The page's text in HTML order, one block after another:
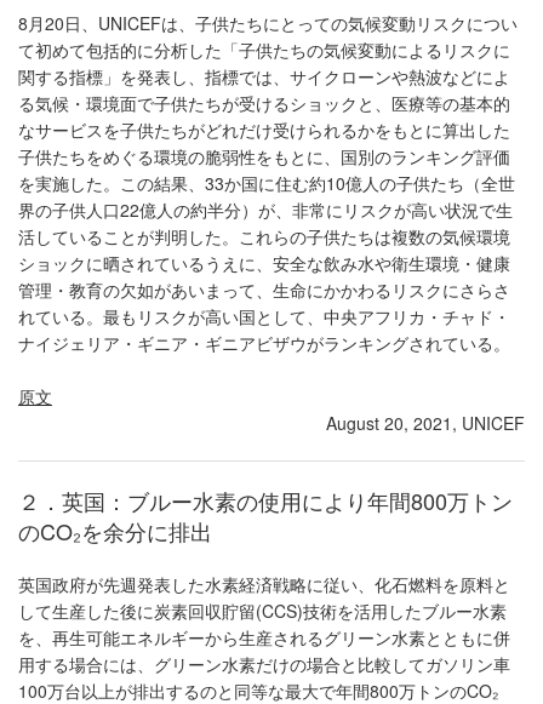
8月20日、UNICEFは、子供たちにとっての気候変動リスクについ
て初めて包括的に分析した「子供たちの気候変動によるリスクに
関する指標」を発表し、指標では、サイクローンや熱波などによ
る気候・環境面で子供たちが受けるショックと、医療等の基本的
なサービスを子供たちがどれだけ受けられるかをもとに算出した
子供たちをめぐる環境の脆弱性をもとに、国別のランキング評価
を実施した。この結果、33か国に住む約10億人の子供たち（全世
界の子供人口22億人の約半分）が、非常にリスクが高い状況で生
活していることが判明した。これらの子供たちは複数の気候環境
ショックに晒されているうえに、安全な飲み水や衛生環境・健康
管理・教育の欠如があいまって、生命にかかわるリスクにさらさ
れている。最もリスクが高い国として、中央アフリカ・チャド・
ナイジェリア・ギニア・ギニアビザウがランキングされている。
原文
August 20, 2021, UNICEF
２．英国：ブルー水素の使用により年間800万トン
のCO₂を余分に排出
英国政府が先週発表した水素経済戦略に従い、化石燃料を原料と
して生産した後に炭素回収貯留(CCS)技術を活用したブルー水素
を、再生可能エネルギーから生産されるグリーン水素とともに併
用する場合には、グリーン水素だけの場合と比較してガソリン車
100万台以上が排出するのと同等な最大で年間800万トンのCO₂